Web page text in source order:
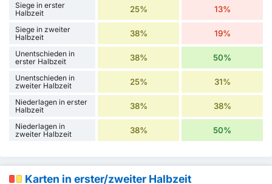
Siege in erster
Halbzeit
25% 13%
Siege in zweiter
Halbzeit
38% 19%
Unentschieden in
erster Halbzeit
38% 50%
Unentschieden in
zweiter Halbzeit
25% 31%
Niederlagen in erster
Halbzeit
38% 38%
Niederlagen in
zweiter Halbzeit
38% 50%
Karten in erster/zweiter Halbzeit